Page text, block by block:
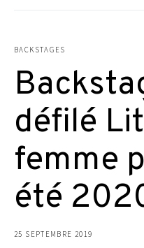
BACKSTAGES
défilé
femme
été
25 SEPTEMBRE 2019